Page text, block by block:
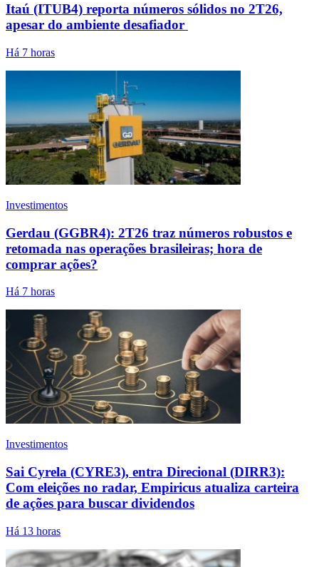
Itaú (ITUB4) reporta números sólidos no 2T26,
apesar do ambiente desafiador
Há 7 horas
Investimentos
Gerdau (GGBR4): 2T26 traz números robustos e
retomada nas operações brasileiras; hora de
comprar ações?
Há 7 horas
Investimentos
Sai Cyrela (CYRE3), entra Direcional (DIRR3):
Com eleições no radar, Empiricus atualiza carteira
de ações para buscar dividendos
Há 13 horas